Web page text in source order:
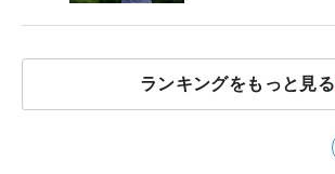
ランキングをもっと見る